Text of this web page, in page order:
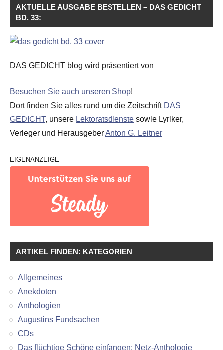
AKTUELLE AUSGABE BESTELLEN – DAS GEDICHT
BD. 33:
DAS GEDICHT blog wird präsentiert von
Besuchen Sie auch unseren Shop!
Dort finden Sie alles rund um die Zeitschrift DAS
GEDICHT, unsere Lektoratsdienste sowie Lyriker,
Verleger und HerausgeberAnton G. Leitner
EIGENANZEIGE
ARTIKEL FINDEN: KATEGORIEN
Allgemeines
Anekdoten
Anthologien
Augustins Fundsachen
CDs
Das flüchtige Schöne einfangen: Netz-Anthologie